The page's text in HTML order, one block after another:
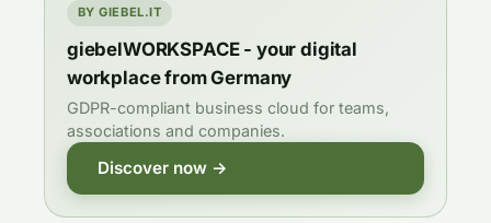
BY GIEBEL.IT
giebelWORKSPACE - your digital
workplace from Germany
GDPR-compliant business cloud for teams,
associations and companies.
Discover now →